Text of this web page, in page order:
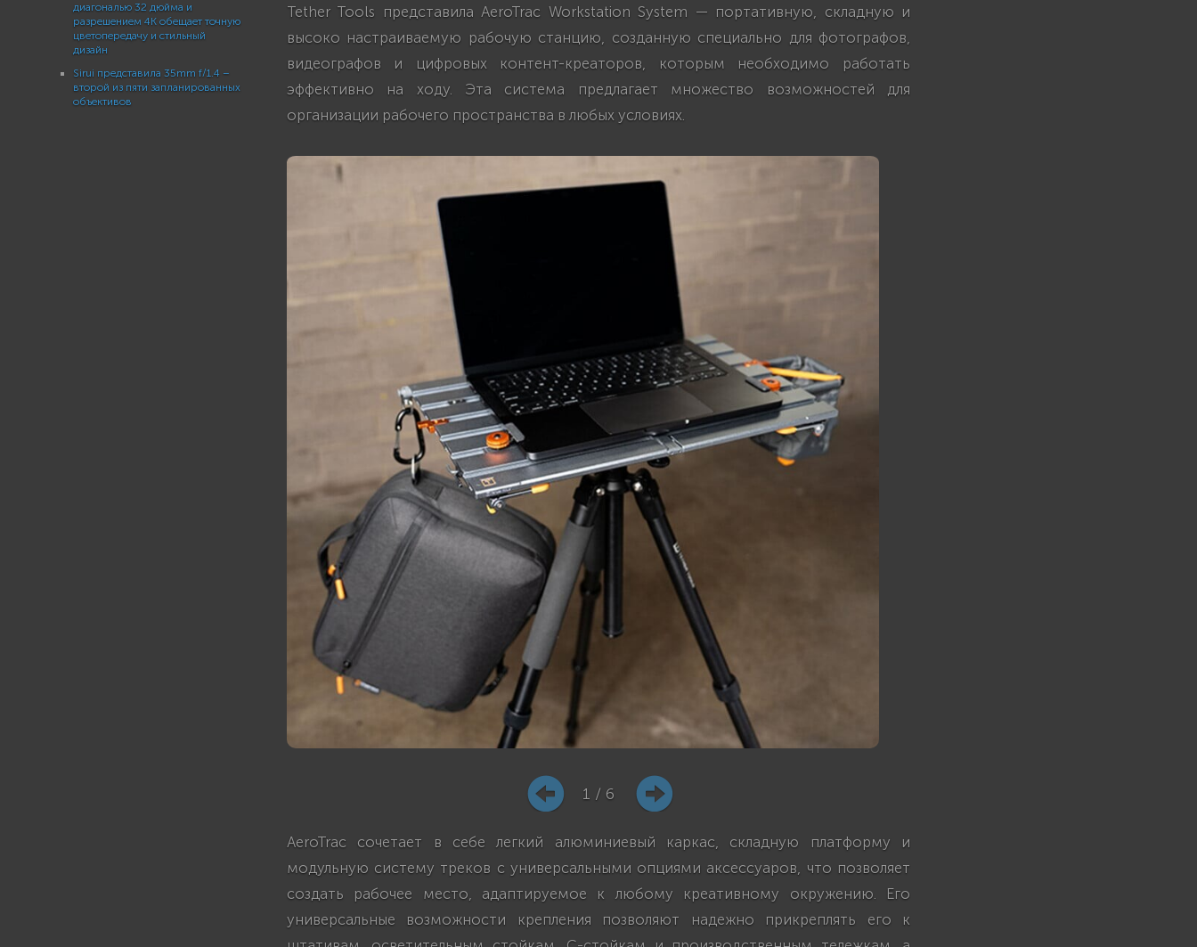
диагональю 32 дюйма и
разрешением 4K обещает точную
цветопередачу и стильный
дизайн
Sirui представила 35mm f/1.4 –
второй из пяти запланированных
объективов
Tether Tools представила AeroTrac Workstation System — портативную, складную и
высоко настраиваемую рабочую станцию, созданную специально для фотографов,
видеографов и цифровых контент-креаторов, которым необходимо работать
эффективно на ходу. Эта система предлагает множество возможностей для
организации рабочего пространства в любых условиях.
1 / 6
AeroTrac сочетает в себе легкий алюминиевый каркас, складную платформу и
модульную систему треков с универсальными опциями аксессуаров, что позволяет
создать рабочее место, адаптируемое к любому креативному окружению. Его
универсальные возможности крепления позволяют надежно прикреплять его к